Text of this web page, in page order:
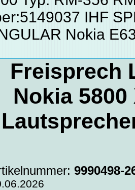
IHF
Nokia
Freisprech
Nokia
9990498-